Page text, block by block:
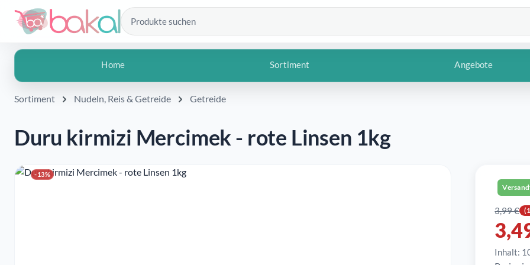
Hauptinhalt springen
Zur Suche springen
Zur Hauptnavigation springen
Zum Hauptinhalt springen
Produkte suchen
Home Sortiment Angebote
Sortiment Nudeln, Reis & Getreide Getreide
Duru kirmizi Mercimek - rote Linsen 1kg
Bildergalerie überspringen
-13%
3,99 €
Inhalt: